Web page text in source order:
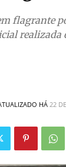
flagrante
realizada
HÁ22